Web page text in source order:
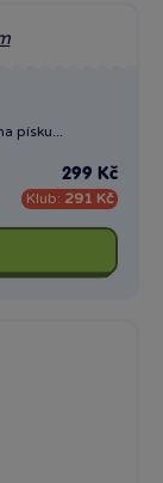
písku...
299 Kč
Klub: 291 Kč